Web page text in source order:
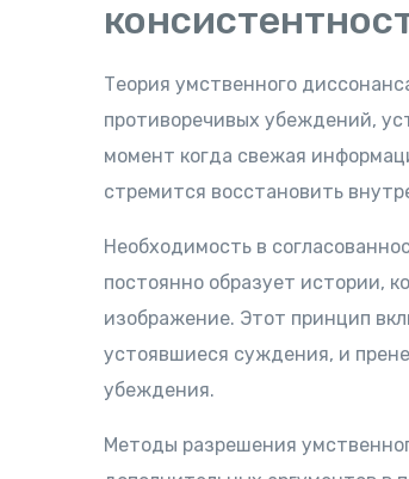
Теория умственного
противоречивых убеждений,
момент когда свежая
стремится восстановить
Необходимость в
постоянно образует истории,
изображение. Этот принцип
устоявшиеся суждения, и
убеждения.
Методы разрешения